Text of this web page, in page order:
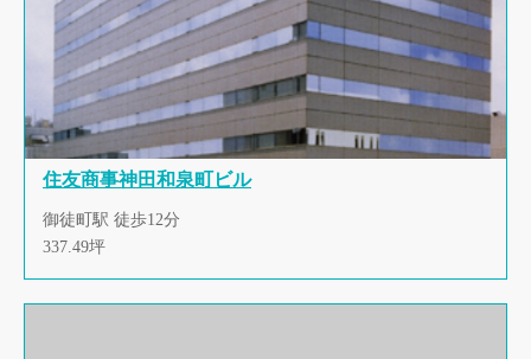
住友商事神田和泉町ビル
御徒町駅 徒歩12分
337.49坪